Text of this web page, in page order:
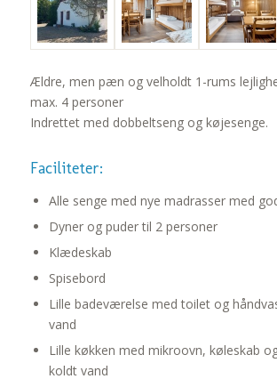
Ældre, men pæn og velholdt 1-rums
max. 4 personer
Indrettet med dobbeltseng og køjesenge.
Faciliteter:
Alle senge med nye madrasser med
Dyner og puder til 2 personer
Klædeskab
Spisebord
Lille badeværelse med toilet og
vand
Lille køkken med mikroovn, køleskab
koldt vand